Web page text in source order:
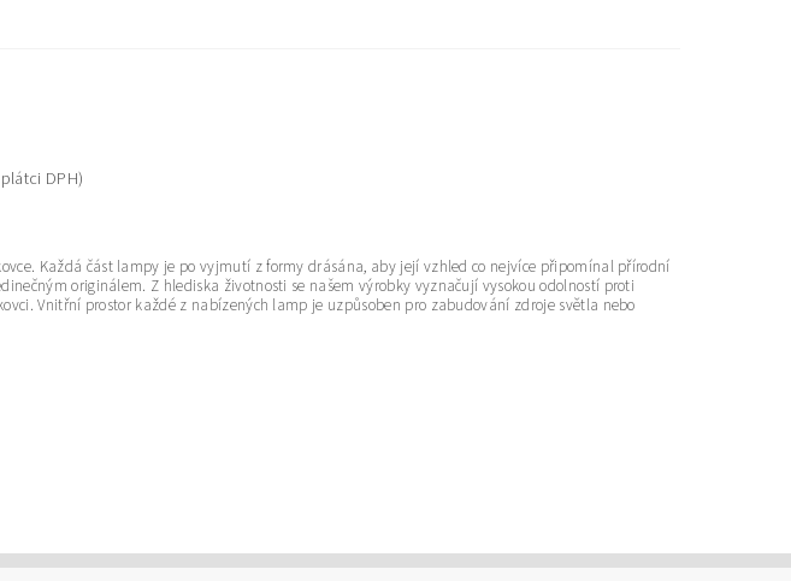
DPH)
Každá část lampy je po vyjmutí z formy drásána, aby její vzhled co nejvíce připomínal přírodní
originálem. Z hlediska životnosti se našem výrobky vyznačují vysokou odolností proti
Vnitřní prostor každé z nabízených lamp je uzpůsoben pro zabudování zdroje světla nebo